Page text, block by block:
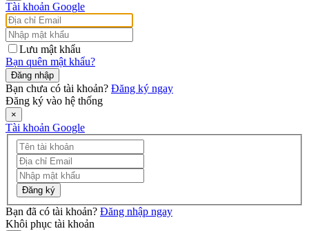
Tài khoản Google
Lưu mật khẩu
Bạn quên mật khẩu?
Đăng nhập
Bạn chưa có tài khoản? Đăng ký ngay
Đăng ký vào hệ thống
×
Tài khoản Google
Đăng ký
Bạn đã có tài khoản? Đăng nhập ngay
Khôi phục tài khoản